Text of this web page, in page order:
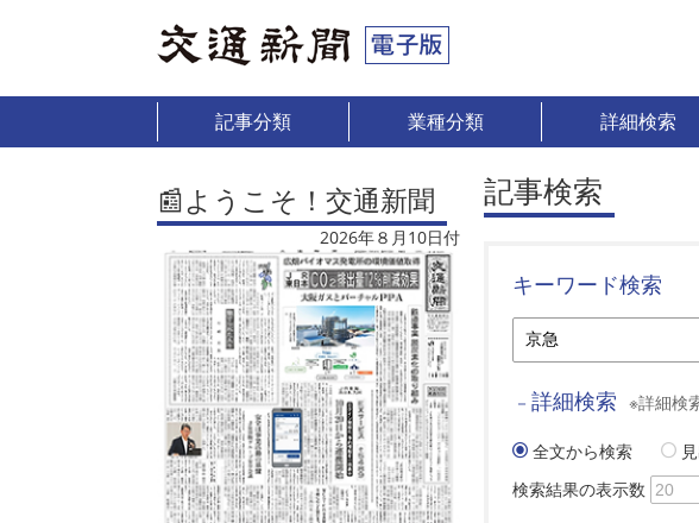
記事分類 業種分類 詳細検索
📰ようこそ！交通新聞
2026年８月10日付
記事検索
キーワード検索
－ 詳細検索 ※詳細検
全文から検索
検索結果の表示数